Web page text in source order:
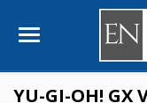
YU-GI-OH! GX